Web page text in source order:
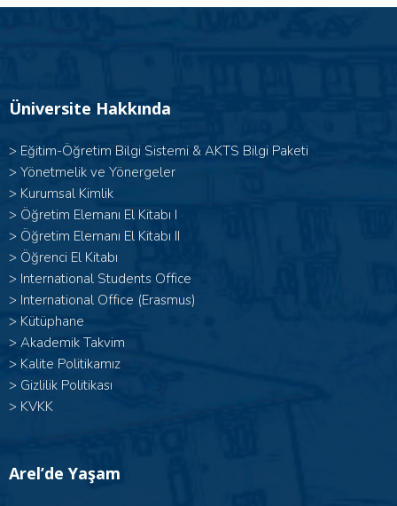
Üniversite Hakkında
> Eğitim-Öğretim Bilgi Sistemi & AKTS Bilgi Paketi
> Yönetmelik ve Yönergeler
> Kurumsal Kimlik
> Öğretim Elemanı El Kitabı I
> Öğretim Elemanı El Kitabı II
> Öğrenci El Kitabı
> International Students Office
> International Office (Erasmus)
> Kütüphane
> Akademik Takvim
> Kalite Politikamız
> Gizlilik Politikası
> KVKK
Arel’de Yaşam